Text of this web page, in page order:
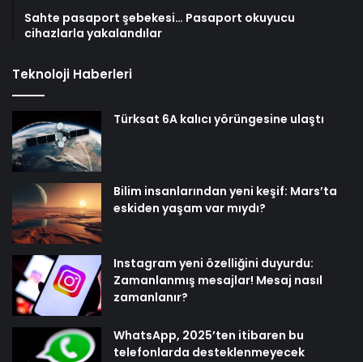
Sahte pasaport şebekesi… Pasaport okuyucu
cihazlarla yakalandılar
Teknoloji Haberleri
Türksat 6A kalıcı yörüngesine ulaştı
Bilim insanlarından yeni keşif: Mars’ta
eskiden yaşam var mıydı?
Instagram yeni özelliğini duyurdu:
Zamanlanmış mesajlar! Mesaj nasıl
zamanlanır?
WhatsApp, 2025’ten itibaren bu
telefonlarda desteklenmeyecek